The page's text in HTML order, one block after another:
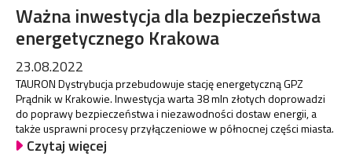
Ważna inwestycja dla bezpieczeństwa
energetycznego Krakowa
23.08.2022
TAURON Dystrybucja przebudowuje stację energetyczną GPZ
Prądnik w Krakowie. Inwestycja warta 38 mln złotych doprowadzi
do poprawy bezpieczeństwa i niezawodności dostaw energii, a
także usprawni procesy przyłączeniowe w północnej części miasta.
Czytaj więcej